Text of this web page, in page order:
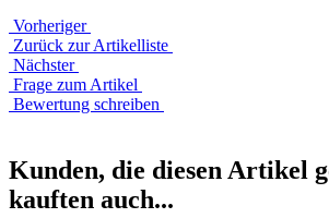
Vorheriger
Zurück zur Artikelliste
Nächster
Frage zum Artikel
Bewertung schreiben
Kunden, die diesen Artikel
kauften auch...